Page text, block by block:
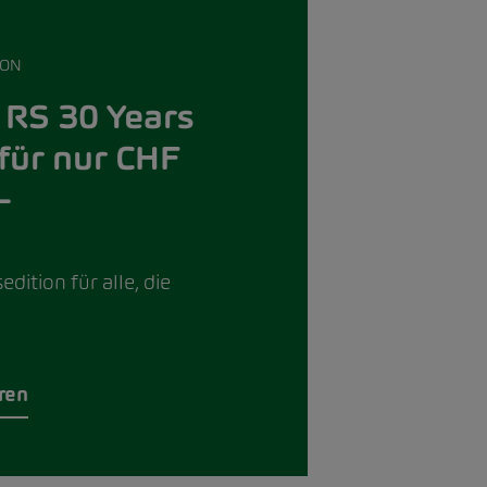
30 Years
nur CHF
für alle, die